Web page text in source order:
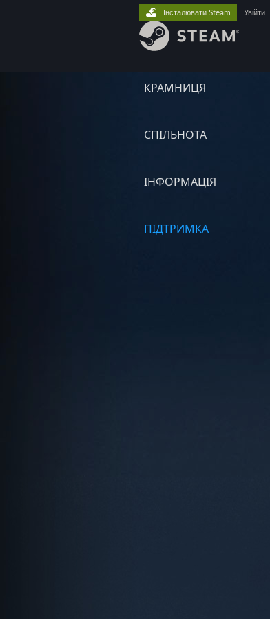
КРАМНИЦЯ
СПІЛЬНОТА
ІНФОРМАЦІЯ
ПІДТРИМКА
Інсталювати Steam Увійти